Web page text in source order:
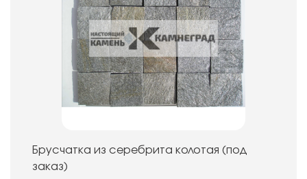
Брусчатка из серебрита колотая (под
заказ)